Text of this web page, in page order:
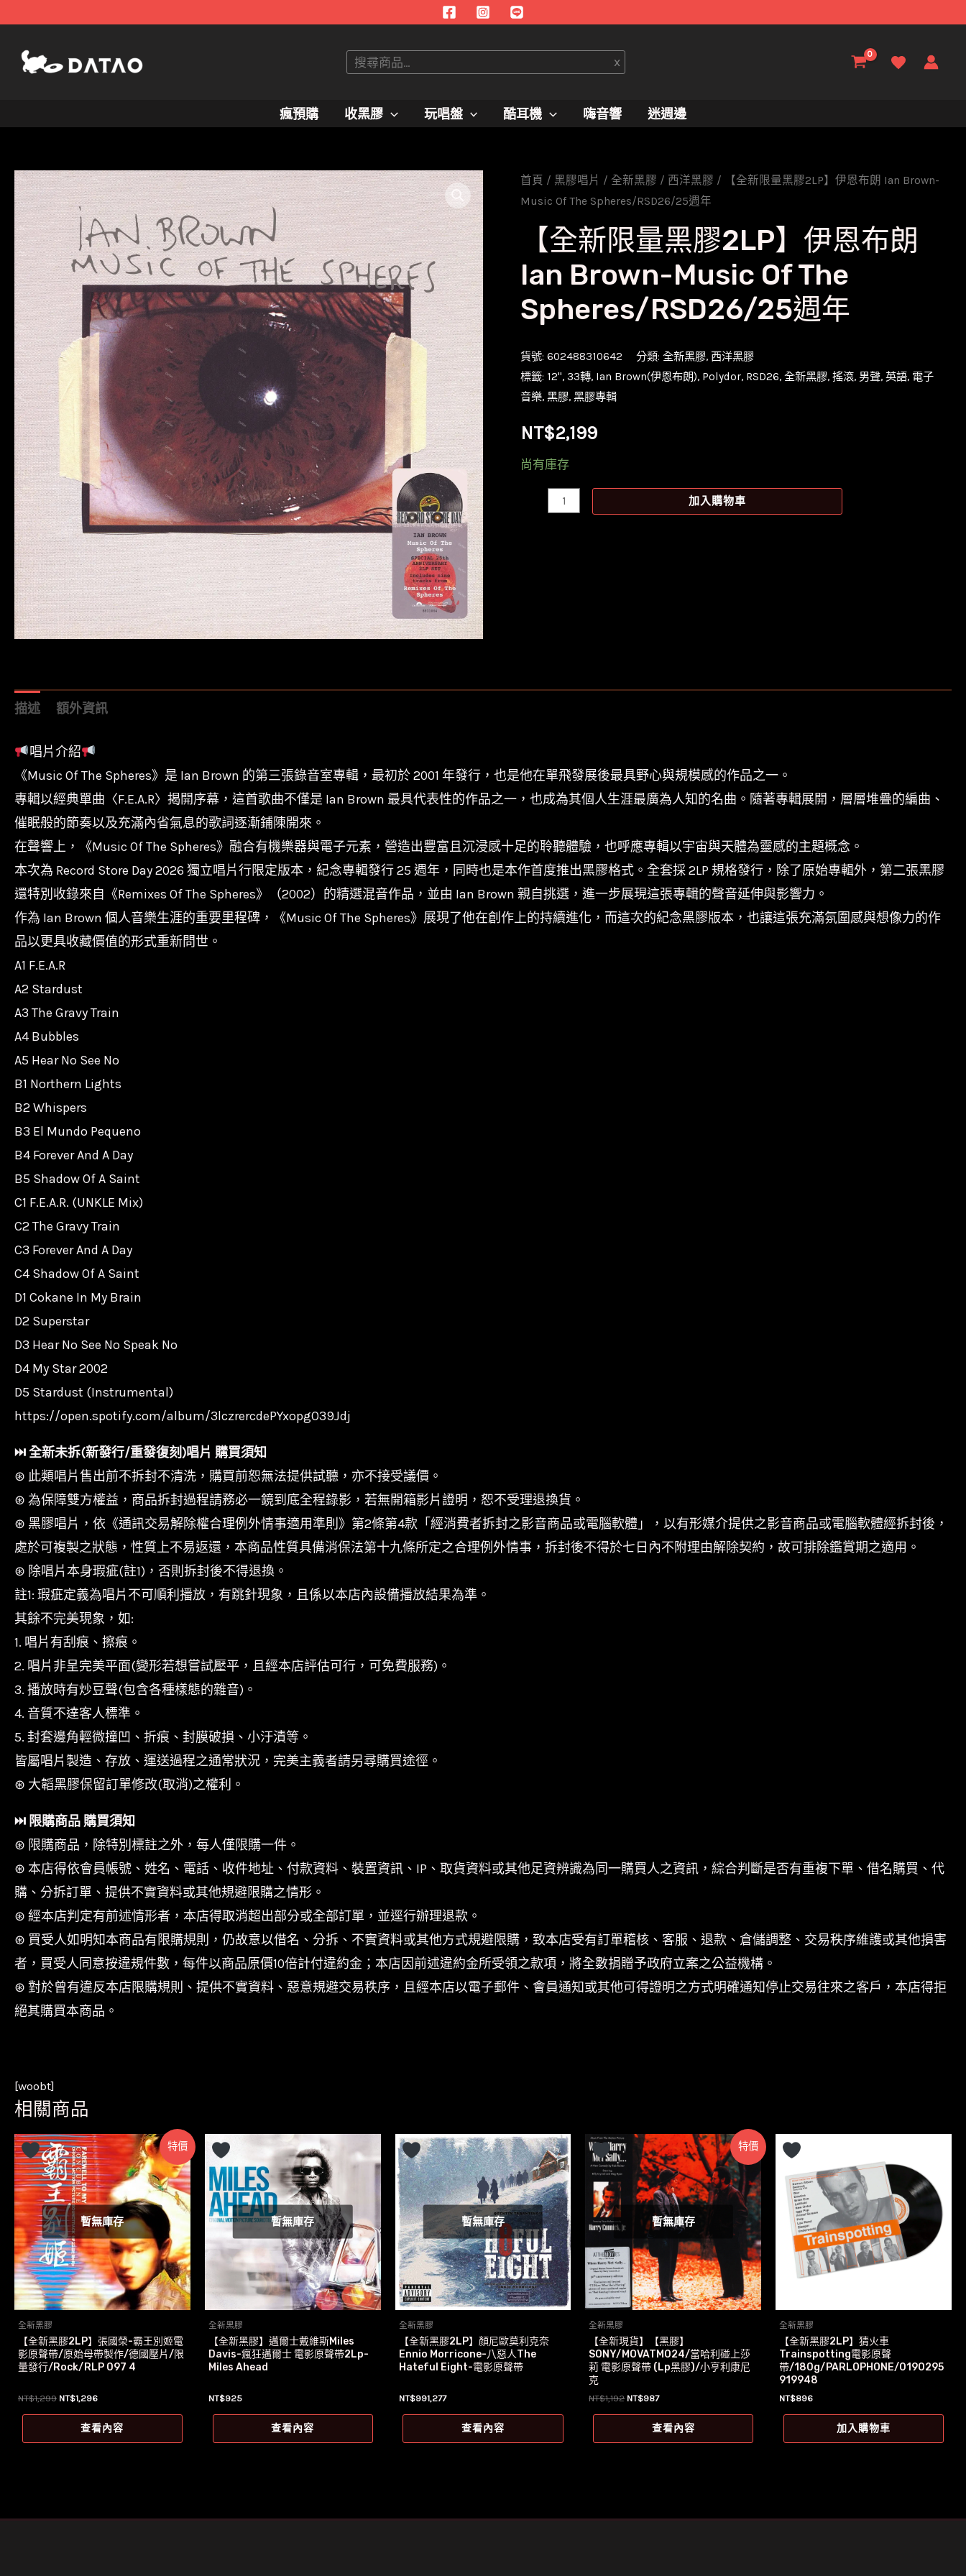
搜
x
瘋預購 收黑膠 玩唱盤 酷耳機 嗨音響 迷週邊
首頁 / 黑膠唱片 / 全新黑膠 / 西洋黑膠 / 【全新限量黑膠2LP】伊恩布朗 Ian Brown-
Music Of The Spheres/RSD26/25週年
【全新限量黑膠2LP】伊恩布朗
Ian Brown-Music Of The
Spheres/RSD26/25週年
貨號:602488310642 分類:全新黑膠,西洋黑膠
標籤: 12'',33轉, Ian Brown(伊恩布朗), Polydor, RSD26,全新黑膠,搖滾, 男聲,英語, 電子
音樂,黑膠,黑膠專輯
NT$2,199
尚有庫存
Brown-
Spheres/RSD26/25
週
年
數
加入購物車
描述 額外資訊
唱片介紹
《Music Of The Spheres》是 Ian Brown 的第三張錄音室專輯，最初於 2001 年發行，也是他在單飛發展後最具野心與規模感的作品之一。
專輯以經典單曲〈F.E.A.R〉揭開序幕，這首歌曲不僅是 Ian Brown 最具代表性的作品之一，也成為其個人生涯最廣為人知的名曲。隨著專輯展開，層層堆疊的編曲、
催眠般的節奏以及充滿內省氣息的歌詞逐漸鋪陳開來。
在聲響上，《Music Of The Spheres》融合有機樂器與電子元素，營造出豐富且沉浸感十足的聆聽體驗，也呼應專輯以宇宙與天體為靈感的主題概念。
本次為 Record Store Day 2026 獨立唱片行限定版本，紀念專輯發行 25 週年，同時也是本作首度推出黑膠格式。全套採 2LP 規格發行，除了原始專輯外，第二張黑膠
還特別收錄來自《Remixes Of The Spheres》（2002）的精選混音作品，並由 Ian Brown 親自挑選，進一步展現這張專輯的聲音延伸與影響力。
作為 Ian Brown 個人音樂生涯的重要里程碑，《Music Of The Spheres》展現了他在創作上的持續進化，而這次的紀念黑膠版本，也讓這張充滿氛圍感與想像力的作
品以更具收藏價值的形式重新問世。
A1 F.E.A.R
A2 Stardust
A3 The Gravy Train
A4 Bubbles
A5 Hear No See No
B1 Northern Lights
B2 Whispers
B3 El Mundo Pequeno
B4 Forever And A Day
B5 Shadow Of A Saint
C1 F.E.A.R. (UNKLE Mix)
C2 The Gravy Train
C3 Forever And A Day
C4 Shadow Of A Saint
D1 Cokane In My Brain
D2 Superstar
D3 Hear No See No Speak No
D4 My Star 2002
D5 Stardust (Instrumental)
https://open.spotify.com/album/3lczrercdePYxopgO39Jdj
⏭︎ 全新未拆(新發行/重發復刻)唱片 購買須知
⊛ 此類唱片售出前不拆封不清洗，購買前恕無法提供試聽，亦不接受議價。
⊛ 為保障雙方權益，商品拆封過程請務必一鏡到底全程錄影，若無開箱影片證明，恕不受理退換貨。
⊛ 黑膠唱片，依《通訊交易解除權合理例外情事適用準則》第2條第4款「經消費者拆封之影音商品或電腦軟體」，以有形媒介提供之影音商品或電腦軟體經拆封後，
處於可複製之狀態，性質上不易返還，本商品性質具備消保法第十九條所定之合理例外情事，拆封後不得於七日內不附理由解除契約，故可排除鑑賞期之適用。
⊛ 除唱片本身瑕疵(註1)，否則拆封後不得退換。
註1: 瑕疵定義為唱片不可順利播放，有跳針現象，且係以本店內設備播放結果為準。
其餘不完美現象，如:
1. 唱片有刮痕、擦痕。
2. 唱片非呈完美平面(變形若想嘗試壓平，且經本店評估可行，可免費服務)。
3. 播放時有炒豆聲(包含各種樣態的雜音)。
4. 音質不達客人標準。
5. 封套邊角輕微撞凹、折痕、封膜破損、小汙漬等。
皆屬唱片製造、存放、運送過程之通常狀況，完美主義者請另尋購買途徑。
⊛ 大韜黑膠保留訂單修改(取消)之權利。
⏭︎ 限購商品 購買須知
⊛ 限購商品，除特別標註之外，每人僅限購一件。
⊛ 本店得依會員帳號、姓名、電話、收件地址、付款資料、裝置資訊、IP、取貨資料或其他足資辨識為同一購買人之資訊，綜合判斷是否有重複下單、借名購買、代
購、分拆訂單、提供不實資料或其他規避限購之情形。
⊛ 經本店判定有前述情形者，本店得取消超出部分或全部訂單，並逕行辦理退款。
⊛ 買受人如明知本商品有限購規則，仍故意以借名、分拆、不實資料或其他方式規避限購，致本店受有訂單稽核、客服、退款、倉儲調整、交易秩序維護或其他損害
者，買受人同意按違規件數，每件以商品原價10倍計付違約金；本店因前述違約金所受領之款項，將全數捐贈予政府立案之公益機構。
⊛ 對於曾有違反本店限購規則、提供不實資料、惡意規避交易秩序，且經本店以電子郵件、會員通知或其他可得證明之方式明確通知停止交易往來之客戶，本店得拒
絕其購買本商品。
[woobt]
相關商品
特價
暫無庫存
全新黑膠
【全新黑膠2LP】張國榮-霸王別姬電
影原聲帶/原始母帶製作/德國壓片/限
量發行/Rock/RLP 097 4
NT$1,299 原
NT$1,299。
NT$1,296目
價
格：
NT$1,296。
查看內容
暫無庫存
全新黑膠
【全新黑膠】邁爾士戴維斯Miles
Davis-瘋狂邁爾士 電影原聲帶2Lp-
Miles Ahead
NT$925
查看內容
暫無庫存
全新黑膠
【全新黑膠2LP】顏尼歐莫利克奈
Ennio Morricone-八惡人The
Hateful Eight-電影原聲帶
NT$991,277
查看內容
特價
暫無庫存
全新黑膠
【全新現貨】【黑膠】
SONY/MOVATM024/當哈利碰上莎
莉 電影原聲帶 (Lp黑膠)/小亨利康尼
克
NT$1,192 原
NT$1,192。
NT$987目
價
格：
NT$987。
查看內容
全新黑膠
【全新黑膠2LP】猜火車
Trainspotting電影原聲
帶/180g/PARLOPHONE/0190295
919948
NT$896
加入購物車